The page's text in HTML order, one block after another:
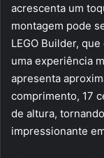
acrescenta um
montagem pode
LEGO Builder,
uma experiência
apresenta
comprimento, 17
de altura,
impressionante